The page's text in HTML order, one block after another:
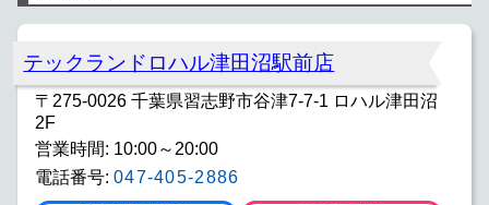
テックランドロハル津田沼駅前店
〒275-0026 千葉県習志野市谷津7-7-1 ロハル津田沼
2F
営業時間: 10:00～20:00
電話番号: 047-405-2886